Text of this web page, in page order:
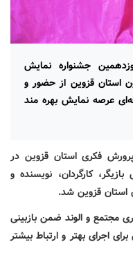
جشنواره نمایش
استان قزوین از حضور و
عرصه نمایش بهره مند
فکری استان قزوین در
بازیگر، کارگردان، نویسنده و
استان قزوین شد.
مجتمع و الوند ضمن بازبینی
اجرای بهتر و ارتباط بیشتر